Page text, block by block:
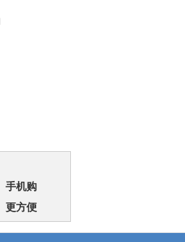
手机购
更方便